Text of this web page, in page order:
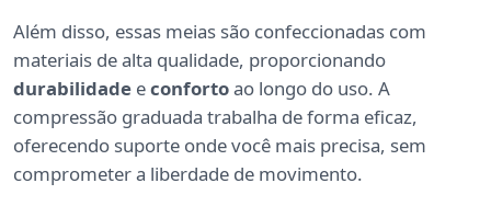
Além disso, essas meias são confeccionadas com
materiais de alta qualidade, proporcionando
durabilidade econfortoao longo do uso. A
compressão graduada trabalha de forma eficaz,
oferecendo suporte onde você mais precisa, sem
comprometer a liberdade de movimento.